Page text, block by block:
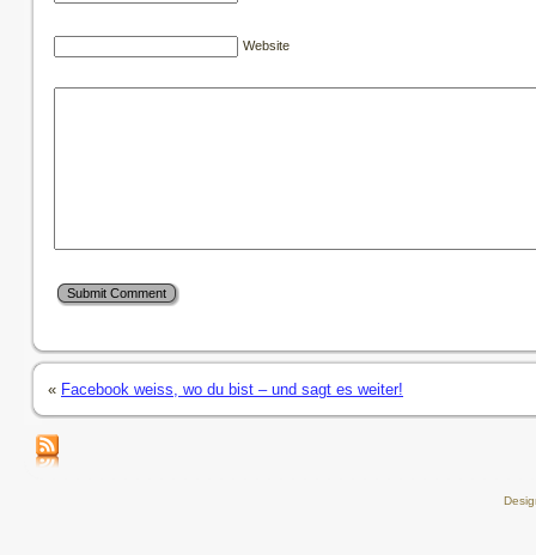
Website
« Facebook weiss, wo du bist – und sagt es weiter!